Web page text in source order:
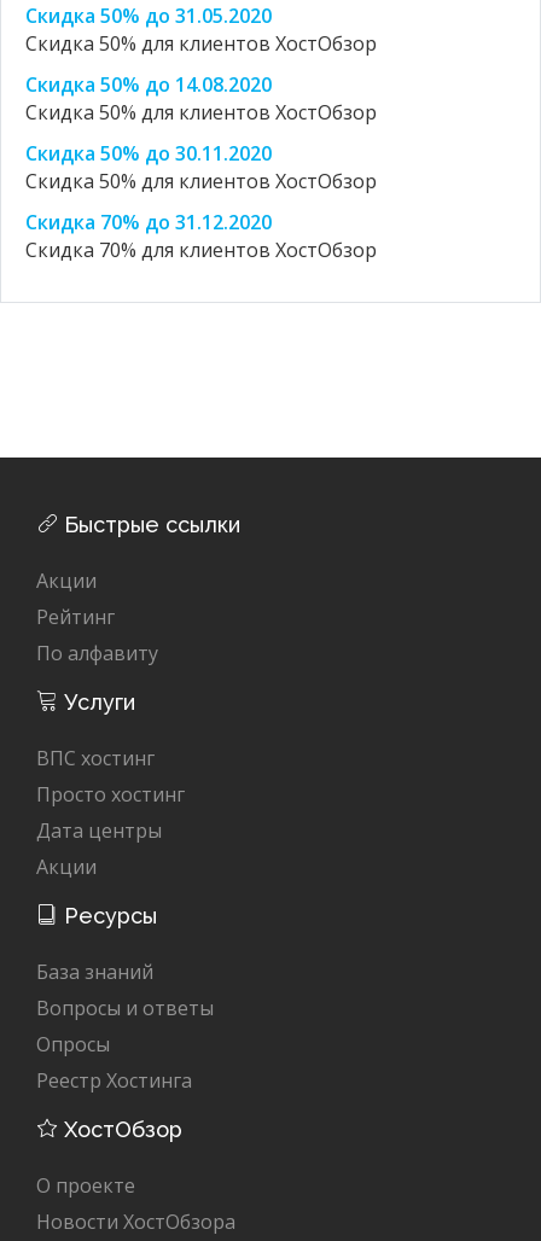
Скидка 50% до 31.05.2020
Скидка 50% для клиентов ХостОбзор
Скидка 50% до 14.08.2020
Скидка 50% для клиентов ХостОбзор
Скидка 50% до 30.11.2020
Скидка 50% для клиентов ХостОбзор
Скидка 70% до 31.12.2020
Скидка 70% для клиентов ХостОбзор
Быстрые ссылки
Акции
Рейтинг
По алфавиту
Услуги
ВПС хостинг
Просто хостинг
Дата центры
Акции
Ресурсы
База знаний
Вопросы и ответы
Опросы
Реестр Хостинга
ХостОбзор
О проекте
Новости ХостОбзора